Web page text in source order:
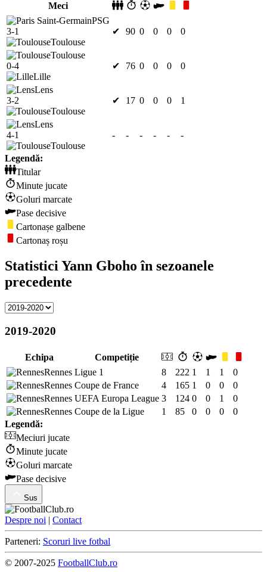
Meci
PSG
3-1
Toulouse
✔ 90 0 0 0 0
Toulouse
0-4
Lille
✔ 76 0 0 0 0
Lens
3-2
Toulouse
✔ 17 0 0 0 1
Lens
4-1
Toulouse
- - - - - -
Legendă:
Titular
Minute jucate
Goluri marcate
Pase decisive
Cartonașe galbene
Cartonaș roșu
Statistici Yann Gboho în sezoanele
precedente
2019-2020
Echipa
Competiție
Rennes Ligue 1 8 222 1 1 1
0
Rennes Coupe de France 4 165 1 0 0
0
Rennes UEFA Europa League 3 124 0 0 1
0
Rennes Coupe de la Ligue 1 85 0 0 0
0
Legendă:
Meciuri jucate
Minute jucate
Goluri marcate
Pase decisive
Sus
Despre noi | Contact
Parteneri: Scoruri live fotbal
© 2007-2025 FootballClub.ro